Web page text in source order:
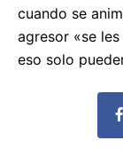
cuando se
agresor «se
eso solo